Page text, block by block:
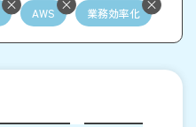
AWS 業務効率化